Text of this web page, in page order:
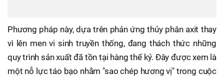
Phương pháp này, dựa trên phản ứng thủy phân axit thay
vì lên men vi sinh truyền thống, đang thách thức những
quy trình sản xuất đã tồn tại hàng thế kỷ. Đây được xem là
một nỗ lực táo bạo nhằm "sao chép hương vị" trong cuộc